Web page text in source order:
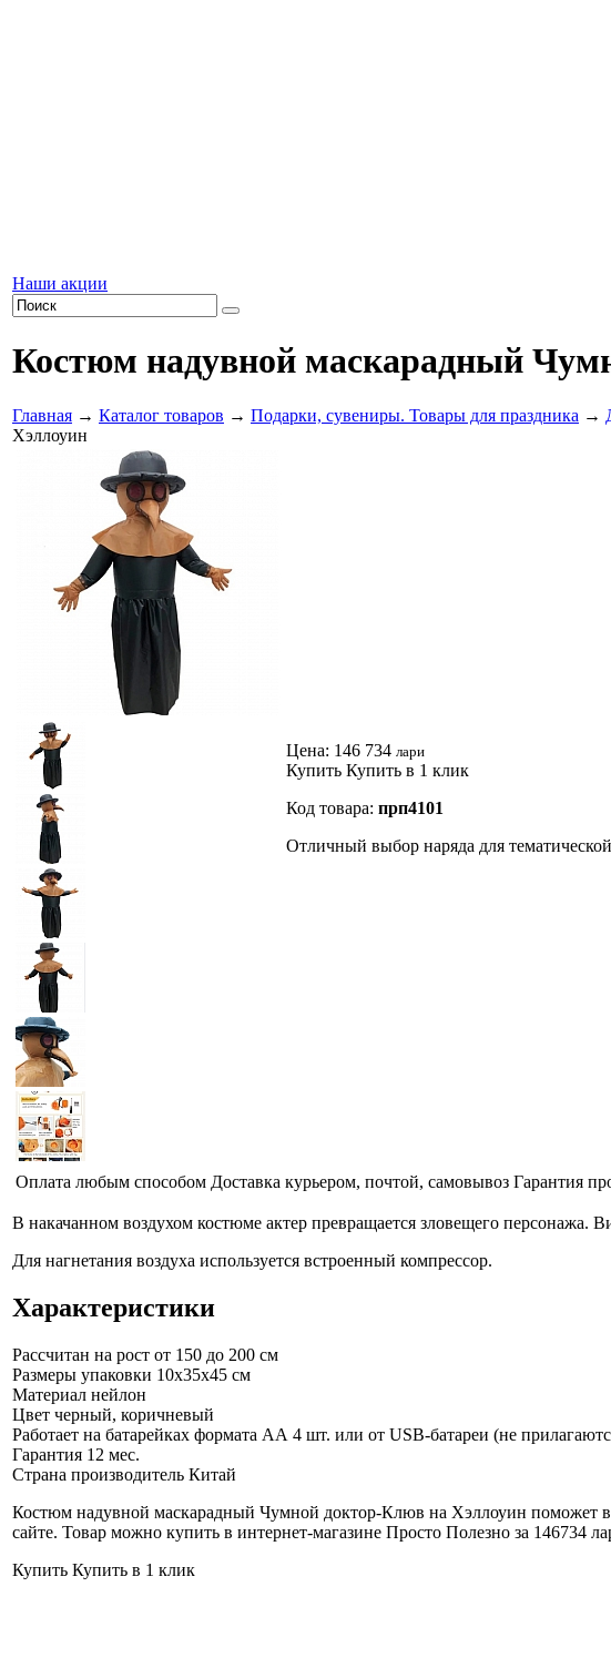
Наши акции
Костюм надувной маскарадный
Главная → Каталог товаров → Подарки, сувениры. Товары для праздника →
Хэллоуин
Цена: 146 734 лари
Купить Купить в 1 клик
Код товара: прп4101
Отличный выбор наряда для
Оплата любым способом Доставка курьером, почтой, самовывоз Гарантия
В накачанном воздухом костюме актер превращается зловещего персонажа.
Для нагнетания воздуха используется встроенный компрессор.
Характеристики
Рассчитан на рост от 150 до 200 см
Размеры упаковки 10x35x45 см
Материал нейлон
Цвет черный, коричневый
Работает на батарейках формата АА 4 шт. или от USB-батареи (не
Гарантия 12 мес.
Страна производитель Китай
Костюм надувной маскарадный Чумной доктор-Клюв на Хэллоуин поможет
сайте. Товар можно купить в интернет-магазине Просто Полезно за 146734
Купить Купить в 1 клик